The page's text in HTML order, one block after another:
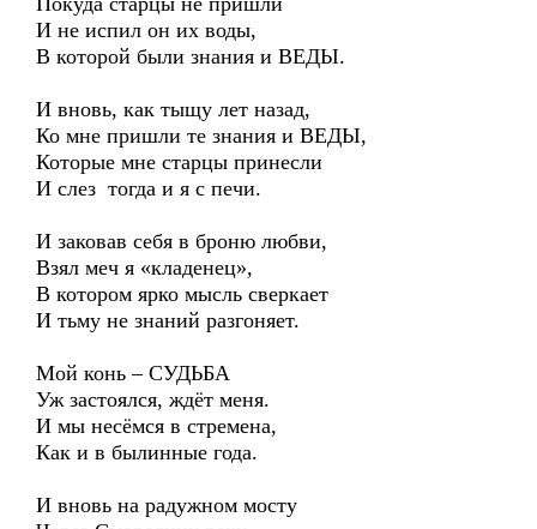
И не испил он их воды,
В которой были знания и ВЕДЫ.
И вновь, как тыщу лет назад,
Ко мне пришли те знания и ВЕДЫ,
Которые мне старцы принесли
И слез тогда и я с печи.
И заковав себя в броню любви,
Взял меч я «кладенец»,
В котором ярко мысль сверкает
И тьму не знаний разгоняет.
Мой конь – СУДЬБА
Уж застоялся, ждёт меня.
И мы несёмся в стремена,
Как и в былинные года.
И вновь на радужном мосту